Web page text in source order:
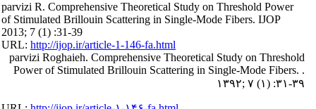
parvizi R. Comprehensive Theoretical Study on Threshold Power
of Stimulated Brillouin Scattering in Single-Mode Fibers. IJOP
2013; 7 (1) :31-39
URL:http://ijop.ir/article-1-146-fa.html
parvizi Roghaieh. Comprehensive Theoretical Study on Threshold
Power of Stimulated Brillouin Scattering in Single-Mode Fibers. .
۱۳۹۲; ۷ (۱) :۳۱-۳۹